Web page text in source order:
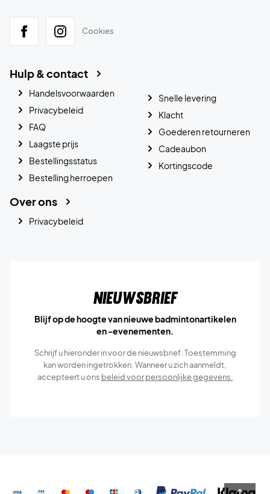
Cookies
Hulp & contact
Handelsvoorwaarden
Privacybeleid
FAQ
Laagste prijs
Bestellingsstatus
Bestelling herroepen
Snelle levering
Klacht
Goederen retourneren
Cadeaubon
Kortingscode
Over ons
Privacybeleid
Nieuwsbrief
Blijf op de hoogte van nieuwe badmintonartikelen
en -evenementen.
Schrijf u hieronder in voor de nieuwsbrief. Toestemming
kan worden ingetrokken. Wanneer u zich aanmeldt,
accepteert u ons beleid voor persoonlijke gegevens.